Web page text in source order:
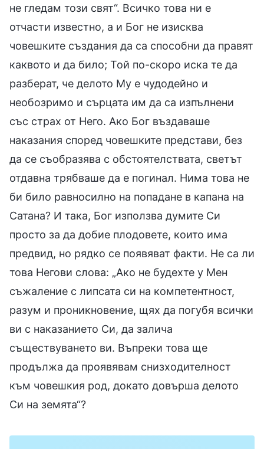
не гледам този свят“. Всичко това ни е
отчасти известно, а и Бог не изисква
човешките създания да са способни да правят
каквото и да било; Той по-скоро иска те да
разберат, че делото Му е чудодейно и
необозримо и сърцата им да са изпълнени
със страх от Него. Ако Бог въздаваше
наказания според човешките представи, без
да се съобразява с обстоятелствата, светът
отдавна трябваше да е погинал. Нима това не
би било равносилно на попадане в капана на
Сатана? И така, Бог използва думите Си
просто за да добие плодовете, които има
предвид, но рядко се появяват факти. Не са ли
това Негови слова: „Ако не будехте у Мен
съжаление с липсата си на компетентност,
разум и проникновение, щях да погубя всички
ви с наказанието Си, да залича
съществуването ви. Въпреки това ще
продължа да проявявам снизходителност
към човешкия род, докато довърша делото
Си на земята“?